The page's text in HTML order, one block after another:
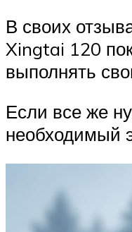
В своих
Xingtai 120
выполнять
Если все же
необходимый